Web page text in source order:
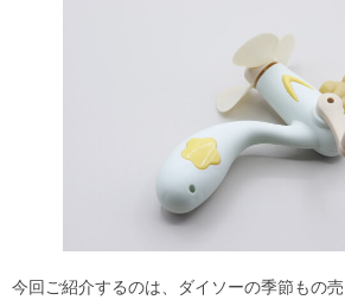
今回ご紹介するのは、ダイソーの季節もの